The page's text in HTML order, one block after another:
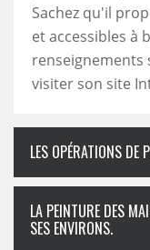
Sachez qu'il
et accessibles à
renseignements
visiter son site
LES OPÉRATIONS DE
LA PEINTURE DES
SES ENVIRONS.